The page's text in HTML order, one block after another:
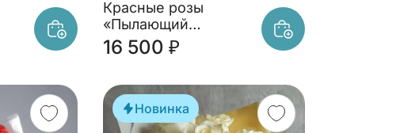
Красные розы
«Пылающий
комплимент»
16 500 ₽
Новинка